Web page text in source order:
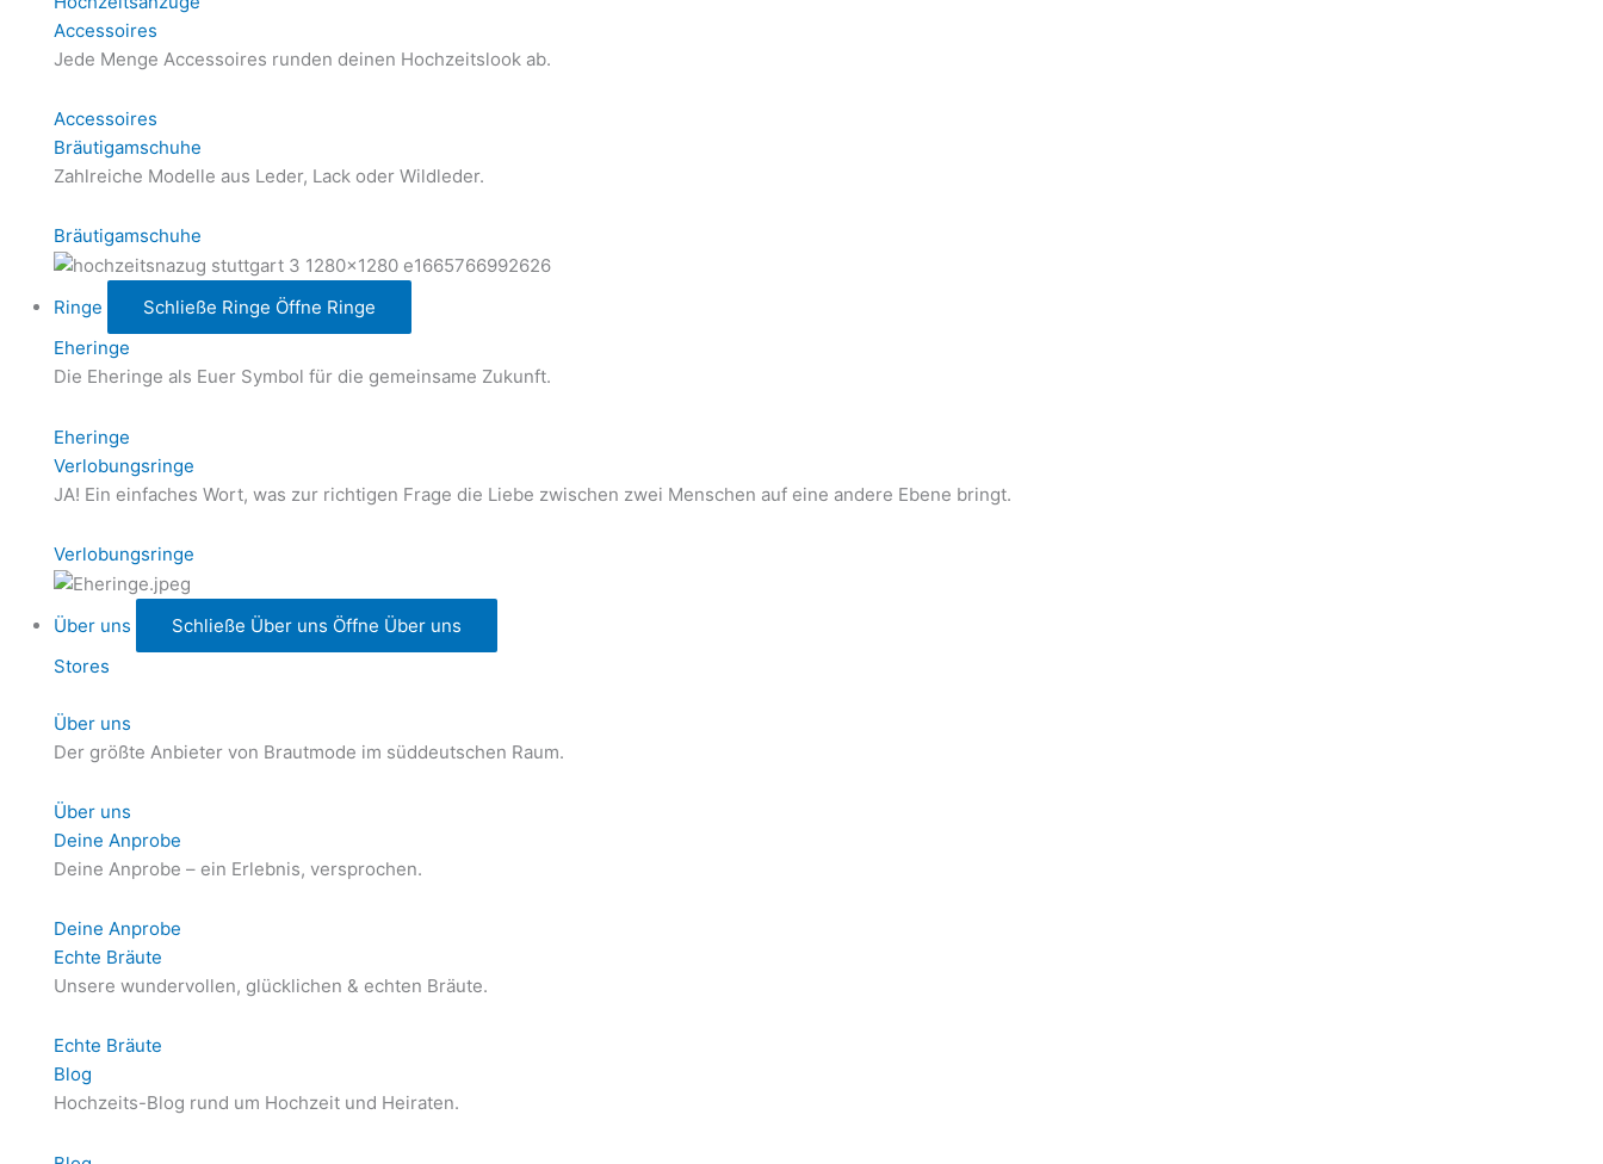
Accessoires
Jede Menge Accessoires runden deinen Hochzeitslook ab.
Accessoires
Bräutigamschuhe
Zahlreiche Modelle aus Leder, Lack oder Wildleder.
Bräutigamschuhe
Ringe Schließe Ringe Öffne Ringe
Eheringe
Die Eheringe als Euer Symbol für die gemeinsame Zukunft.
Eheringe
Verlobungsringe
JA! Ein einfaches Wort, was zur richtigen Frage die Liebe zwischen zwei Menschen auf eine andere Ebene bringt.
Verlobungsringe
Über uns Schließe Über uns Öffne Über uns
Stores
Über uns
Der größte Anbieter von Brautmode im süddeutschen Raum.
Über uns
Deine Anprobe
Deine Anprobe – ein Erlebnis, versprochen.
Deine Anprobe
Echte Bräute
Unsere wundervollen, glücklichen & echten Bräute.
Echte Bräute
Blog
Hochzeits-Blog rund um Hochzeit und Heiraten.